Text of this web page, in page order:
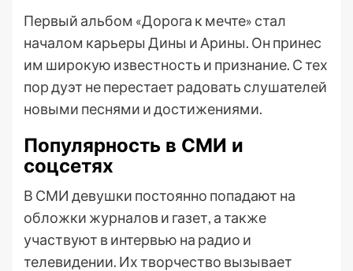
Первый альбом «Дорога к мечте» стал
началом карьеры Дины и Арины. Он принес
им широкую известность и признание. С тех
пор дуэт не перестает радовать слушателей
новыми песнями и достижениями.
Популярность в СМИ и
соцсетях
В СМИ девушки постоянно попадают на
обложки журналов и газет, а также
участвуют в интервью на радио и
телевидении. Их творчество вызывает